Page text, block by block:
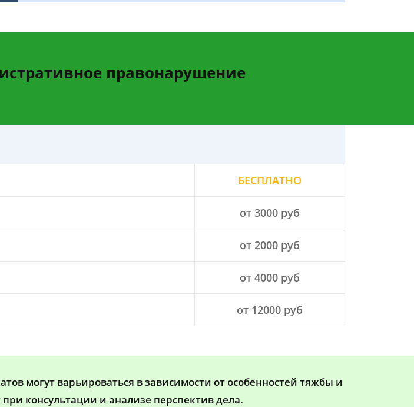
правонарушение
БЕСПЛАТНО
от 3000 руб
от 2000 руб
от 4000 руб
от 12000 руб
могут варьироваться в зависимости от особенностей тяжбы и
консультации и анализе перспектив дела.